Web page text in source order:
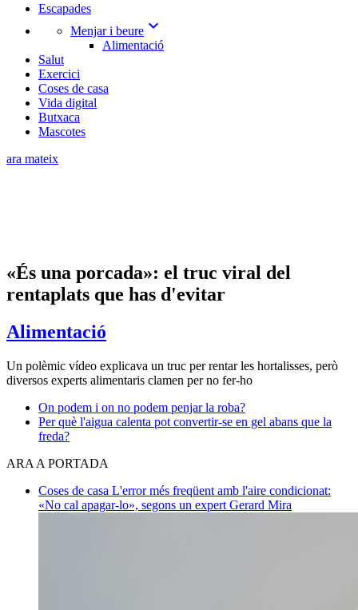
Escapades
Menjar i beure expand_more
Alimentació
Salut
Exercici
Coses de casa
Vida digital
Butxaca
Mascotes
ara mateix
«És una porcada»: el truc viral del
rentaplats que has d'evitar
Alimentació
Un polèmic vídeo explicava un truc per rentar les hortalisses, però
diversos experts alimentaris clamen per no fer-ho
On podem i on no podem penjar la roba?
Per què l'aigua calenta pot convertir-se en gel abans que la
freda?
ARA A PORTADA
Coses de casa L'error més freqüent amb l'aire condicionat:
«No cal apagar-lo», segons un expert Gerard Mira